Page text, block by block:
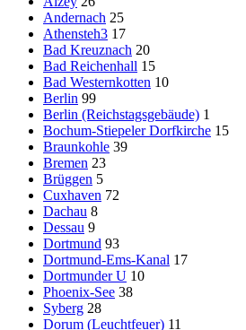
Andernach 25
Athensteh3 17
Bad Kreuznach 20
Bad Reichenhall 15
Bad Westernkotten 10
Berlin 99
Berlin (Reichstagsgebäude) 1
Bochum-Stiepeler Dorfkirche 15
Braunkohle 39
Bremen 23
Brüggen 5
Cuxhaven 72
Dachau 8
Dessau 9
Dortmund 93
Dortmund-Ems-Kanal 17
Dortmunder U 10
Phoenix-See 38
Syberg 28
Dorum (Leuchtfeuer) 11